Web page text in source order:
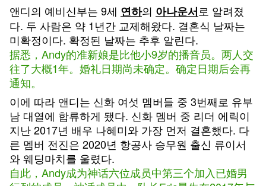
앤디의 예비신부는 9세 연하의 아나운서로 알려졌
다. 두 사람은 약 1년간 교제해왔다. 결혼식 날짜는
미확정이다. 확정된 날짜는 추후 알린다.
据悉，Andy的准新娘是比他小9岁的播音员。两人交
往了大概1年。婚礼日期尚未确定。确定日期后会再
通知。
이에 따라 앤디는 신화 여섯 멤버들 중 3번째로 유부
남 대열에 합류하게 됐다. 신화 멤버 중 리더 에릭이
지난 2017년 배우 나혜미와 가장 먼저 결혼했다. 다
른 멤버 전진은 2020년 항공사 승무원 출신 류이서
와 웨딩마치를 울렸다.
自此，Andy成为神话六位成员中第三个加入已婚男